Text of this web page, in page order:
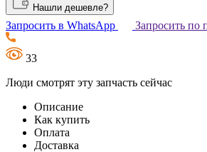
Нашли дешевле?
Запросить в WhatsApp Запросить по
33
Люди смотрят эту запчасть сейчас
Описание
Как купить
Оплата
Доставка